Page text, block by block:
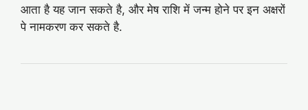
आता है यह जान सकते है, और मेष राशि में जन्म होने पर इन अक्षरों
पे नामकरण कर सकते है.